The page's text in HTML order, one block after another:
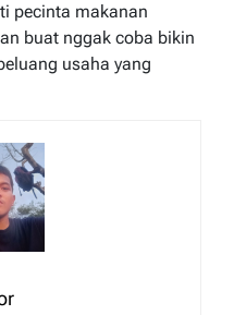
pecinta makanan
buat nggak coba bikin
usaha yang